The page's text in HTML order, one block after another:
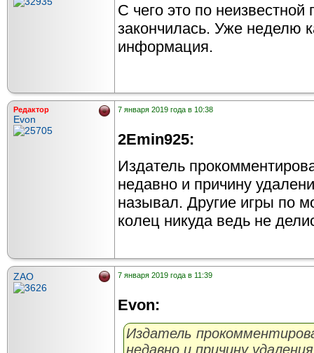
С чего это по
закончилась. Уже неделю
информация.
Редактор
Evon
7 января 2019 года в 10:38
2Emin925:
Издатель
недавно и причину
называл. Другие игры по
колец никуда ведь не
ZAO 7 января 2019 года в 11:39
Evon:
Издатель
недавно и причину